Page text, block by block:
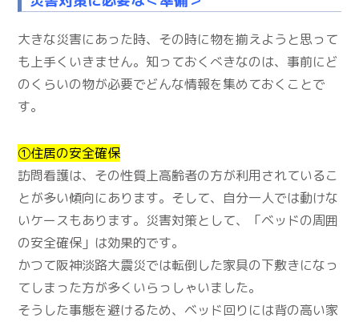
大きな災害にあった時、その時に物を揃えようと思って
も上手くいきません。知っておくべきなのは、事前にど
のくらいの物が必要でどんな情報を集めておくことで
す。
①住居の安全確保
訪問看護は、その性質上高齢者の方が利用されているこ
とが多い傾向にあります。そして、自分一人では動けな
いケースもあります。災害対策として、「ベッドの周囲
の安全確保」は効果的です。
かつて阪神淡路大震災では転倒した家具の下敷きになっ
てしまった方が多くいらっしゃいました。
そうした事態を避けるため、ベッド回りには背の高い家